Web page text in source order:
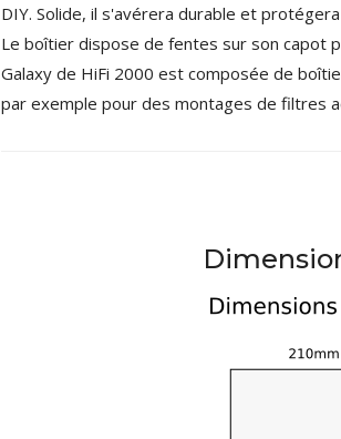
135,99 €159,99 €
DIY. Solide, il s'avérera durable et
Le boîtier dispose de fentes sur son capot
Galaxy de HiFi 2000 est composée de
par exemple pour des montages de filtres